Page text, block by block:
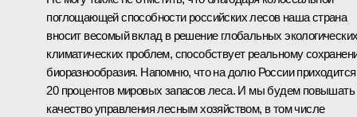
поглощающей способности российских лесов наша страна
вносит весомый вклад в решение глобальных
климатических проблем, способствует реальному
биоразнообразия. Напомню, что на долю России приходится
20 процентов мировых запасов леса. И мы будем повышать
качество управления лесным хозяйством, в том числе